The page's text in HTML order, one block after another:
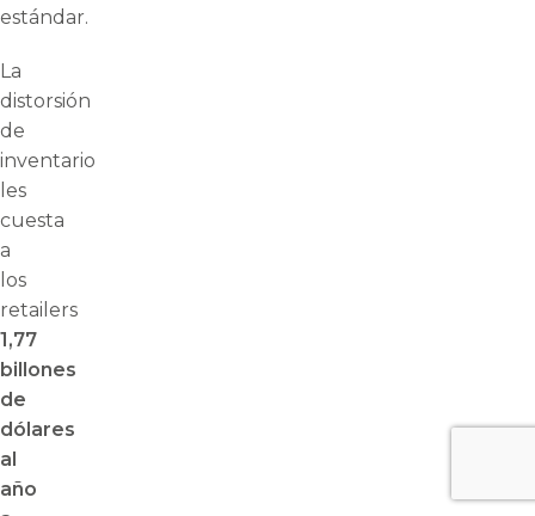
estándar.
La
distorsión
de
inventario
les
cuesta
a
los
retailers
1,77
billones
de
dólares
al
año